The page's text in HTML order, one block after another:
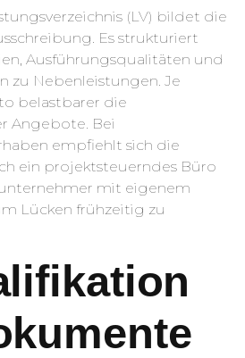
(LV) bildet die
Es strukturiert
Ausführungsqualitäten und
zu Nebenleistungen. Je
belastbarer die
Angebote. Bei
empfiehlt sich die
ein projektsteuerndes Büro
mit eigenem
Lücken frühzeitig zu